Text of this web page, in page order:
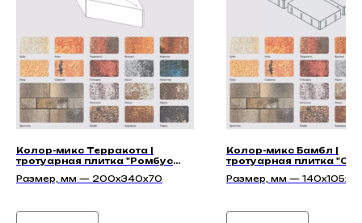
Колор-микс Терракота |
тротуарная плитка "Ромбус
Размер, мм — 200х340х70
Колор-микс Бамбл |
тротуарная плитка
Размер, мм —